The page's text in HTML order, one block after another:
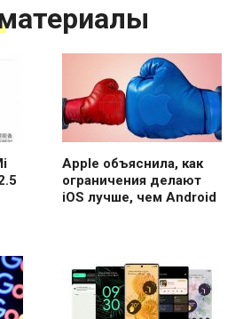
Apple объяснила, как
ограничения делают
iOS лучше, чем Android